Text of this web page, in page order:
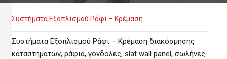
Συστήματα Εξοπλισμού Ράφι – Κρέμαση
Συστήματα Εξοπλισμού Ράφι – Κρέμαση διακόσμησης
καταστημάτων, ράφια, γόνδολες, slat wall panel, σωλήνες